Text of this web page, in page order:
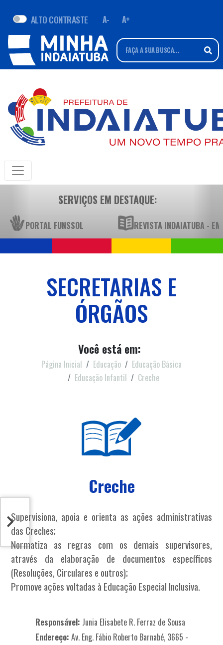
ALTO CONTRASTE A- A+
SERVIÇOS EM DESTAQUE:
PORTAL FUNSSOL REVISTA INDAIATUBA -
SECRETARIAS E
ÓRGÃOS
Você está em:
Página Inicial Educação
Educação Básica
Educação Infantil
Creche
Creche
Supervisiona, apoia e orienta as ações administrativas
das Creches;
Normatiza as regras com os demais supervisores,
através da elaboração de documentos específicos
(Resoluções, Circulares e outros);
Promove ações voltadas à Educação Especial Inclusiva.
Responsável: Junia Elisabete R. Ferraz de Sousa
Endereço: Av. Eng. Fábio Roberto Barnabé, 3665 -